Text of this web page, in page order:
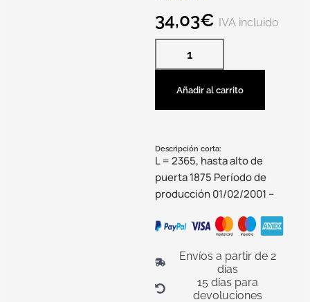
34,03€ IVA incluido
Añadir al carrito
Descripción corta:
L = 2365, hasta alto de
puerta 1875 Período de
producción 01/02/2001 –
Envíos a partir de 2
días
15 días para
devoluciones